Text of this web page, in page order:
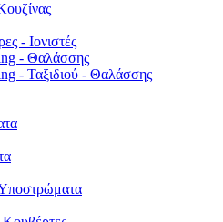
- Ιονιστές
- Θαλάσσης
- Ταξιδιού - Θαλάσσης